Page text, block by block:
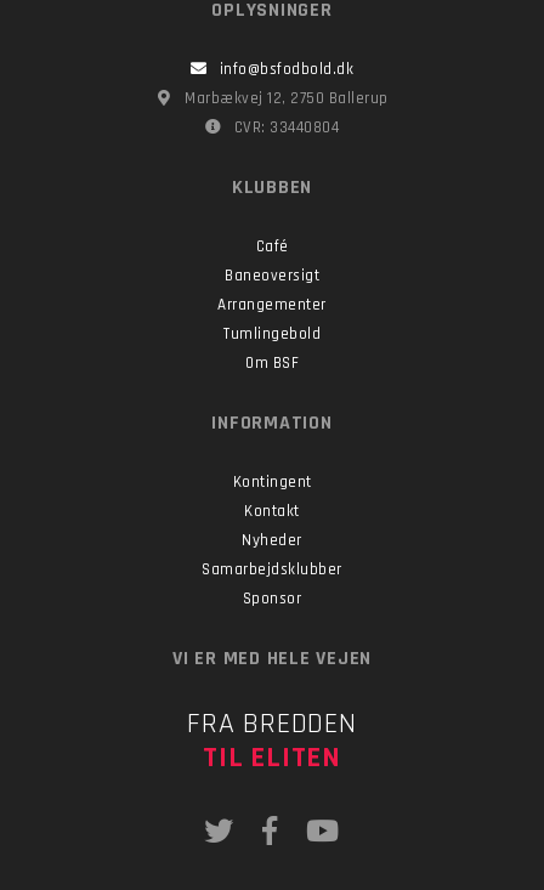
OPLYSNINGER
info@bsfodbold.dk
Marbækvej 12, 2750 Ballerup
CVR: 33440804
KLUBBEN
Café
Baneoversigt
Arrangementer
Tumlingebold
Om BSF
INFORMATION
Kontingent
Kontakt
Nyheder
Samarbejdsklubber
Sponsor
VI ER MED HELE VEJEN
FRA BREDDEN
TIL ELITEN